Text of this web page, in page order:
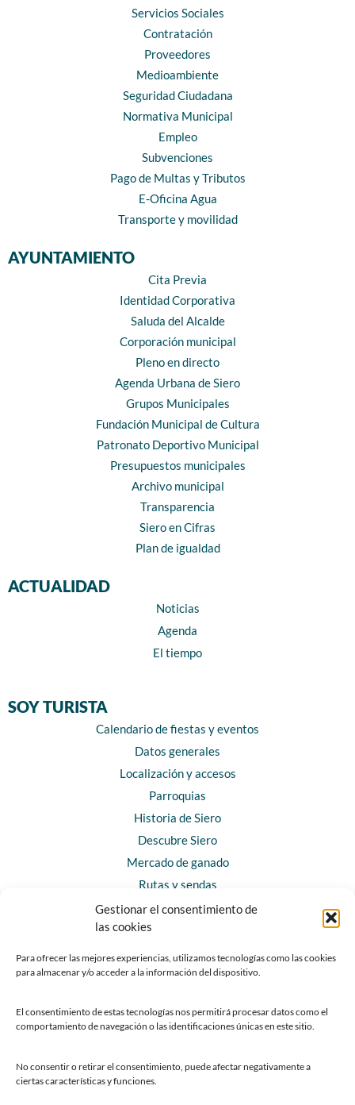
Gestionar el consentimiento de
las cookies
Para ofrecer las mejores experiencias, utilizamos tecnologías como las cookies
para almacenar y/o acceder a la información del dispositivo.
El consentimiento de estas tecnologías nos permitirá procesar datos como el
comportamiento de navegación o las identificaciones únicas en este sitio.
No consentir o retirar el consentimiento, puede afectar negativamente a
ciertas características y funciones.
Servicios Sociales
Contratación
Proveedores
Medioambiente
Seguridad Ciudadana
Normativa Municipal
Empleo
Subvenciones
Pago de Multas y Tributos
E-Oficina Agua
Transporte y movilidad
AYUNTAMIENTO
Cita Previa
Identidad Corporativa
Saluda del Alcalde
Corporación municipal
Pleno en directo
Agenda Urbana de Siero
Grupos Municipales
Fundación Municipal de Cultura
Patronato Deportivo Municipal
Presupuestos municipales
Archivo municipal
Transparencia
Siero en Cifras
Plan de igualdad
ACTUALIDAD
Noticias
Agenda
El tiempo
SOY TURISTA
Calendario de fiestas y eventos
Datos generales
Localización y accesos
Parroquias
Historia de Siero
Descubre Siero
Mercado de ganado
Rutas y sendas
Horarios y contacto
Teléfonos de interés
Chatbot Siero
SEDES ELECTRÓNICAS
Sede del Ayuntamiento de Siero